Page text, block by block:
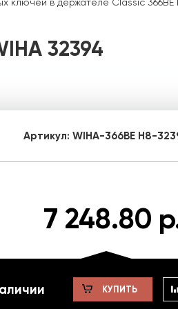
32394
Артикул: WIHA-366BE H8-
7 248.80
КУПИТЬ